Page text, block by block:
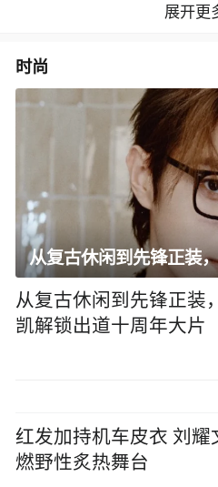
展开更
时尚
从复古休闲到先锋正装
凯解锁出道十周年大片
红发加持机车皮衣 刘耀
燃野性炙热舞台